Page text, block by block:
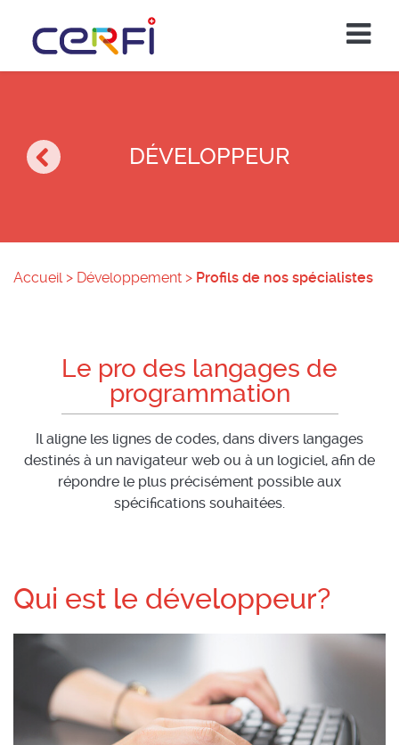
DÉVELOPPEUR
Accueil> Développement > Profils de nos spécialistes
Le pro des langages de
programmation
Il aligne les lignes de codes, dans divers langages
destinés à un navigateur web ou à un logiciel, afin de
répondre le plus précisément possible aux
spécifications souhaitées.
Qui est le développeur?